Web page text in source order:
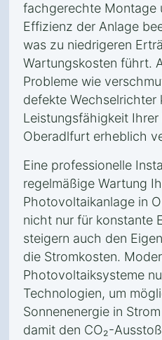
fachgerechte Montage
Effizienz der Anlage
was zu niedrigeren
Wartungskosten führt.
Probleme wie
defekte Wechselrichter
Leistungsfähigkeit
Oberadlfurt erheblich
Eine professionelle
regelmäßige Wartung
Photovoltaikanlage in
nicht nur für konstante
steigern auch den
die Stromkosten.
Photovoltaiksysteme
Technologien, um
Sonnenenergie in
damit den CO₂-